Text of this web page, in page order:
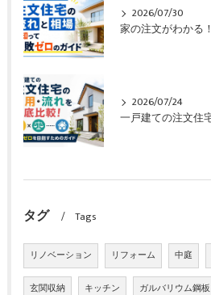
2026/07/30
2026/07/24
タグ Tags
リノベーション リフォーム 中庭
玄関収納 キッチン ガルバリウム鋼板